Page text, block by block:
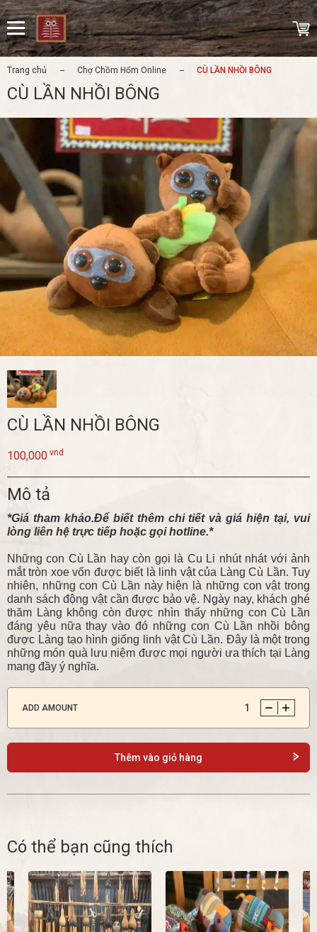
Trang chủ Chợ Chồm Hổm Online CÙ LẦN NHỒI BÔNG
CÙ LẦN NHỒI BÔNG
CÙ LẦN NHỒI BÔNG
100,000 vnd
Mô tả
*Giá tham khảo.Để biết thêm chi tiết và giá hiện tại, vui
lòng liên hệ trực tiếp hoặc gọi hotline.*
Những con Cù Lần hay còn gọi là Cu Li nhút nhát với ảnh
mắt tròn xoe vốn được biết là linh vật của Làng Cù Lần. Tuy
nhiên, những con Cù Lần này hiện là những con vật trong
danh sách động vật cần được bảo vệ. Ngày nay, khách ghé
thăm Làng không còn được nhìn thấy những con Cù Lần
đáng yêu nữa thay vào đó những con Cù Lần nhồi bông
được Làng tạo hình giống linh vật Cù Lần. Đây là một trong
những món quà lưu niệm được mọi người ưa thích tại Làng
mang đầy ý nghĩa.
ADD AMOUNT 1
Thêm vào giỏ hàng
Có thể bạn cũng thích